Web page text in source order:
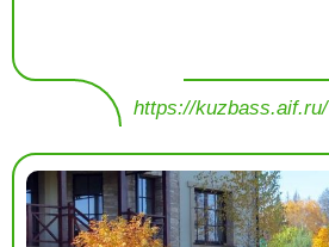
https://kuzbass.aif.ru/